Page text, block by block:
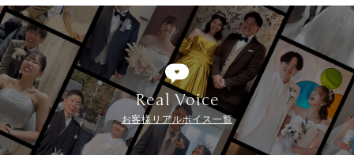
Real Voice
お客様リアルボイス一覧